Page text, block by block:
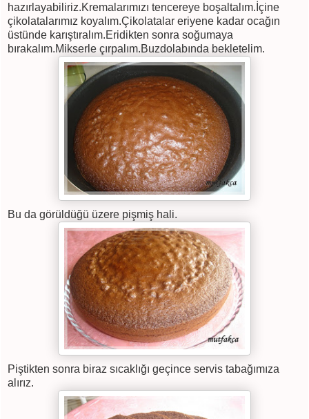
hazırlayabiliriz.Kremalarımızı tencereye boşaltalım.İçine
çikolatalarımız koyalım.Çikolatalar eriyene kadar ocağın
üstünde karıştıralım.Eridikten sonra soğumaya
bırakalım.Mikserle çırpalım.Buzdolabında bekletelim.
Bu da görüldüğü üzere pişmiş hali.
Piştikten sonra biraz sıcaklığı geçince servis tabağımıza
alırız.